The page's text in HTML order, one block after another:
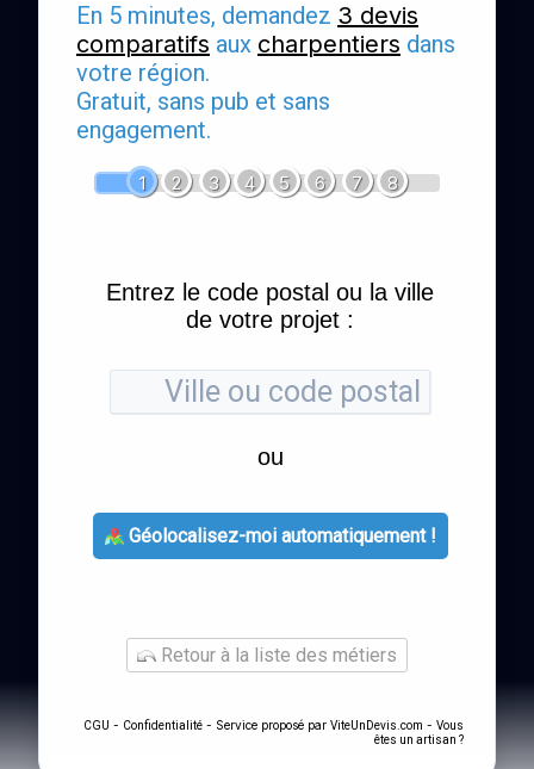
En 5 minutes, demandez 3 devis
comparatifs aux charpentiers dans
votre région.
Gratuit, sans pub et sans
engagement.
1 2 3 4 5 6 7 8
Entrez le code postal ou la ville
de votre projet :
ou
Géolocalisez-moi automatiquement !
Retour à la liste des métiers
CGU - Confidentialité - Service proposé par ViteUnDevis.com - Vous
êtes un artisan ?